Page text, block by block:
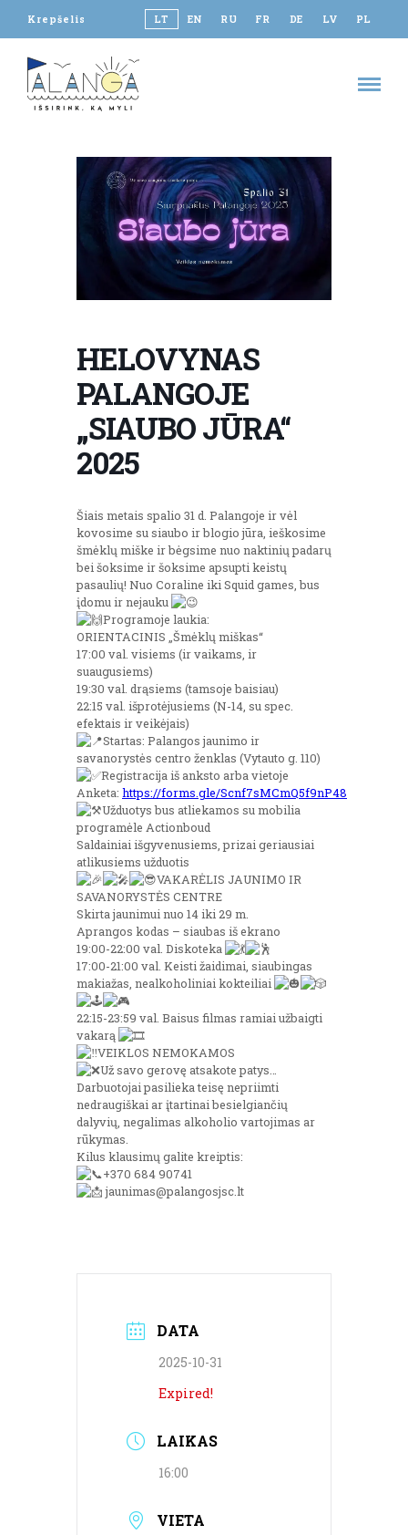
Krepšelis LT EN RU FR DE LV PL
HELOVYNAS
PALANGOJE
„SIAUBO JŪRA“
2025
Šiais metais spalio 31 d. Palangoje ir vėl
kovosime su siaubo ir blogio jūra, ieškosime
šmėklų miške ir bėgsime nuo naktinių padarų
bei šoksime ir šoksime apsupti keistų
pasaulių! Nuo Coraline iki Squid games, bus
įdomu ir nejauku
Programoje laukia:
ORIENTACINIS „Šmėklų miškas“
17:00 val. visiems (ir vaikams, ir
suaugusiems)
19:30 val. drąsiems (tamsoje baisiau)
22:15 val. išprotėjusiems (N-14, su spec.
efektais ir veikėjais)
Startas: Palangos jaunimo ir
savanorystės centro ženklas (Vytauto g. 110)
Registracija iš anksto arba vietoje
Anketa: https://forms.gle/Scnf7sMCmQ5f9nP48
Užduotys bus atliekamos su mobilia
programėle Actionboud
Saldainiai išgyvenusiems, prizai geriausiai
atlikusiems užduotis
VAKARĖLIS JAUNIMO IR
SAVANORYSTĖS CENTRE
Skirta jaunimui nuo 14 iki 29 m.
Aprangos kodas – siaubas iš ekrano
19:00-22:00 val. Diskoteka
17:00-21:00 val. Keisti žaidimai, siaubingas
makiažas, nealkoholiniai kokteiliai
22:15-23:59 val. Baisus filmas ramiai užbaigti
vakarą
VEIKLOS NEMOKAMOS
Už savo gerovę atsakote patys…
Darbuotojai pasilieka teisę nepriimti
nedraugiškai ar įtartinai besielgiančių
dalyvių, negalimas alkoholio vartojimas ar
rūkymas.
Kilus klausimų galite kreiptis:
+370 684 90741
jaunimas@palangosjsc.lt
DATA
2025-10-31
Expired!
LAIKAS
16:00
VIETA